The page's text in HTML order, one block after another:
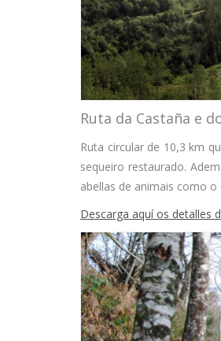
Ruta da Castaña e
Ruta circular de 10,3 km
sequeiro restaurado.
abellas de animais como
Descarga aquí os detalles